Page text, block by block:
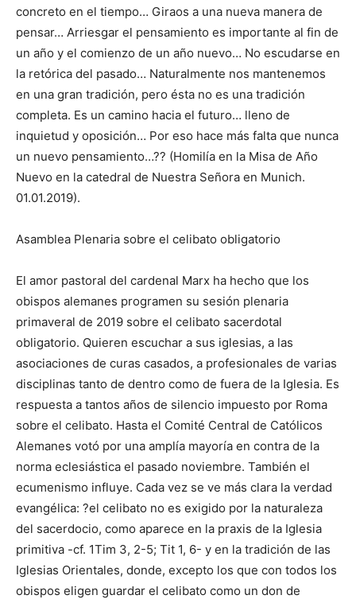
concreto en el tiempo… Giraos a una nueva manera de
pensar… Arriesgar el pensamiento es importante al fin de
un año y el comienzo de un año nuevo… No escudarse en
la retórica del pasado… Naturalmente nos mantenemos
en una gran tradición, pero ésta no es una tradición
completa. Es un camino hacia el futuro… lleno de
inquietud y oposición… Por eso hace más falta que nunca
un nuevo pensamiento…?? (Homilía en la Misa de Año
Nuevo en la catedral de Nuestra Señora en Munich.
01.01.2019).
Asamblea Plenaria sobre el celibato obligatorio
El amor pastoral del cardenal Marx ha hecho que los
obispos alemanes programen su sesión plenaria
primaveral de 2019 sobre el celibato sacerdotal
obligatorio. Quieren escuchar a sus iglesias, a las
asociaciones de curas casados, a profesionales de varias
disciplinas tanto de dentro como de fuera de la Iglesia. Es
respuesta a tantos años de silencio impuesto por Roma
sobre el celibato. Hasta el Comité Central de Católicos
Alemanes votó por una amplía mayoría en contra de la
norma eclesiástica el pasado noviembre. También el
ecumenismo influye. Cada vez se ve más clara la verdad
evangélica: ?el celibato no es exigido por la naturaleza
del sacerdocio, como aparece en la praxis de la Iglesia
primitiva -cf. 1Tim 3, 2-5; Tit 1, 6- y en la tradición de las
Iglesias Orientales, donde, excepto los que con todos los
obispos eligen guardar el celibato como un don de